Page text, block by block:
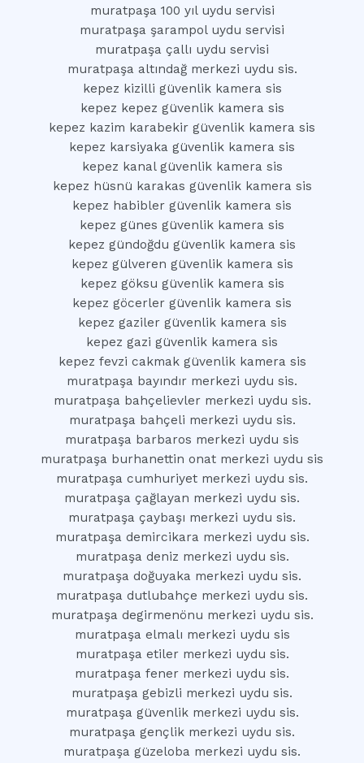
muratpaşa 100 yıl uydu servisi
muratpaşa şarampol uydu servisi
muratpaşa çallı uydu servisi
muratpaşa altındağ merkezi uydu sis.
kepez kizilli güvenlik kamera sis
kepez kepez güvenlik kamera sis
kepez kazim karabekir güvenlik kamera sis
kepez karsiyaka güvenlik kamera sis
kepez kanal güvenlik kamera sis
kepez hüsnü karakas güvenlik kamera sis
kepez habibler güvenlik kamera sis
kepez günes güvenlik kamera sis
kepez gündoğdu güvenlik kamera sis
kepez gülveren güvenlik kamera sis
kepez göksu güvenlik kamera sis
kepez göcerler güvenlik kamera sis
kepez gaziler güvenlik kamera sis
kepez gazi güvenlik kamera sis
kepez fevzi cakmak güvenlik kamera sis
muratpaşa bayındır merkezi uydu sis.
muratpaşa bahçelievler merkezi uydu sis.
muratpaşa bahçeli merkezi uydu sis.
muratpaşa barbaros merkezi uydu sis
muratpaşa burhanettin onat merkezi uydu sis
muratpaşa cumhuriyet merkezi uydu sis.
muratpaşa çağlayan merkezi uydu sis.
muratpaşa çaybaşı merkezi uydu sis.
muratpaşa demircikara merkezi uydu sis.
muratpaşa deniz merkezi uydu sis.
muratpaşa doğuyaka merkezi uydu sis.
muratpaşa dutlubahçe merkezi uydu sis.
muratpaşa degirmenönu merkezi uydu sis.
muratpaşa elmalı merkezi uydu sis
muratpaşa etiler merkezi uydu sis.
muratpaşa fener merkezi uydu sis.
muratpaşa gebizli merkezi uydu sis.
muratpaşa güvenlik merkezi uydu sis.
muratpaşa gençlik merkezi uydu sis.
muratpaşa güzeloba merkezi uydu sis.